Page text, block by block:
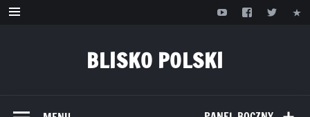
Przejdź
BLISKO POLSKI